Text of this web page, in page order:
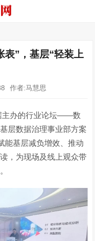
表”，基层“轻装上
作者:马慧思
主办的行业论坛——数
层数据治理事业部方案
能基层减负增效、推动
，为现场及线上观众带